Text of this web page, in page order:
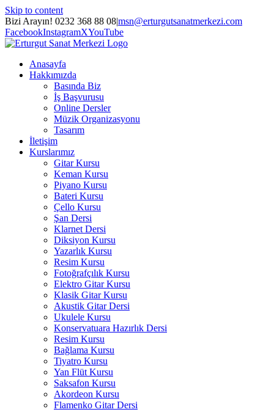
Skip to content
Bizi Arayın! 0232 368 88 08|msn@erturgutsanatmerkezi.com
FacebookInstagramXYouTube
Anasayfa
Hakkımızda
Basında Biz
İş Başvurusu
Online Dersler
Müzik Organizasyonu
Tasarım
İletişim
Kurslarımız
Gitar Kursu
Keman Kursu
Piyano Kursu
Bateri Kursu
Çello Kursu
Şan Dersi
Klarnet Dersi
Diksiyon Kursu
Yazarlık Kursu
Resim Kursu
Fotoğrafçılık Kursu
Elektro Gitar Kursu
Klasik Gitar Kursu
Akustik Gitar Dersi
Ukulele Kursu
Konservatuara Hazırlık Dersi
Resim Kursu
Bağlama Kursu
Tiyatro Kursu
Yan Flüt Kursu
Saksafon Kursu
Akordeon Kursu
Flamenko Gitar Dersi